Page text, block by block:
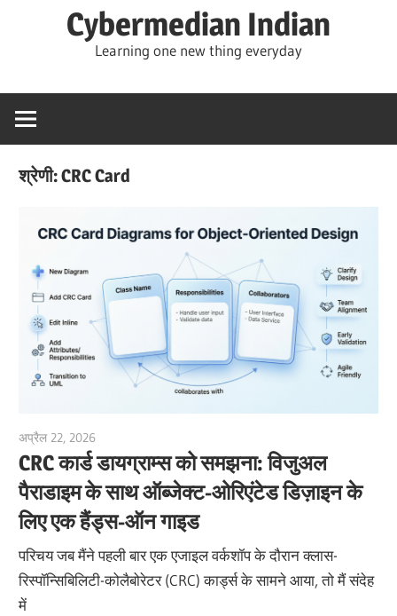
Cybermedian Indian
Learning one new thing everyday
श्रेणी:CRC Card
अप्रैल 22, 2026
CRC कार्ड डायग्राम्स को समझना: विजुअल
पैराडाइम के साथ ऑब्जेक्ट-ओरिएंटेड डिज़ाइन के
लिए एक हैंड्स-ऑन गाइड
परिचय जब मैंने पहली बार एक एजाइल वर्कशॉप के दौरान क्लास-
रिस्पॉन्सिबिलिटी-कोलैबोरेटर (CRC) कार्ड्स के सामने आया, तो मैं संदेह
में